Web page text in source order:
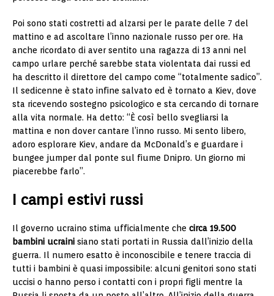
Poi sono stati costretti ad alzarsi per le parate delle 7 del
mattino e ad ascoltare l’inno nazionale russo per ore. Ha
anche ricordato di aver sentito una ragazza di 13 anni nel
campo urlare perché sarebbe stata violentata dai russi ed
ha descritto il direttore del campo come “totalmente sadico”.
Il sedicenne è stato infine salvato ed è tornato a Kiev, dove
sta ricevendo sostegno psicologico e sta cercando di tornare
alla vita normale. Ha detto: “È così bello svegliarsi la
mattina e non dover cantare l’inno russo. Mi sento libero,
adoro esplorare Kiev, andare da McDonald’s e guardare i
bungee jumper dal ponte sul fiume Dnipro. Un giorno mi
piacerebbe farlo”.
I campi estivi russi
Il governo ucraino stima ufficialmente che circa 19.500
bambini ucraini siano stati portati in Russia dall’inizio della
guerra. Il numero esatto è inconoscibile e tenere traccia di
tutti i bambini è quasi impossibile: alcuni genitori sono stati
uccisi o hanno perso i contatti con i propri figli mentre la